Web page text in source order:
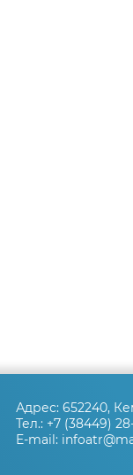
Адрес: 652240,
Тел.: +7 (38449)
E-mail: